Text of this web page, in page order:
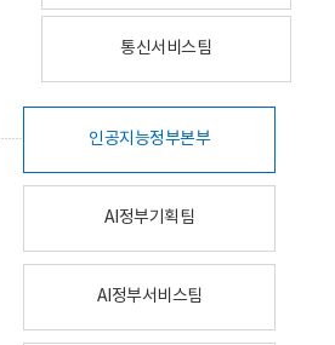
통신서비스팀
인공지능정부본부
AI정부기획팀
AI정부서비스팀